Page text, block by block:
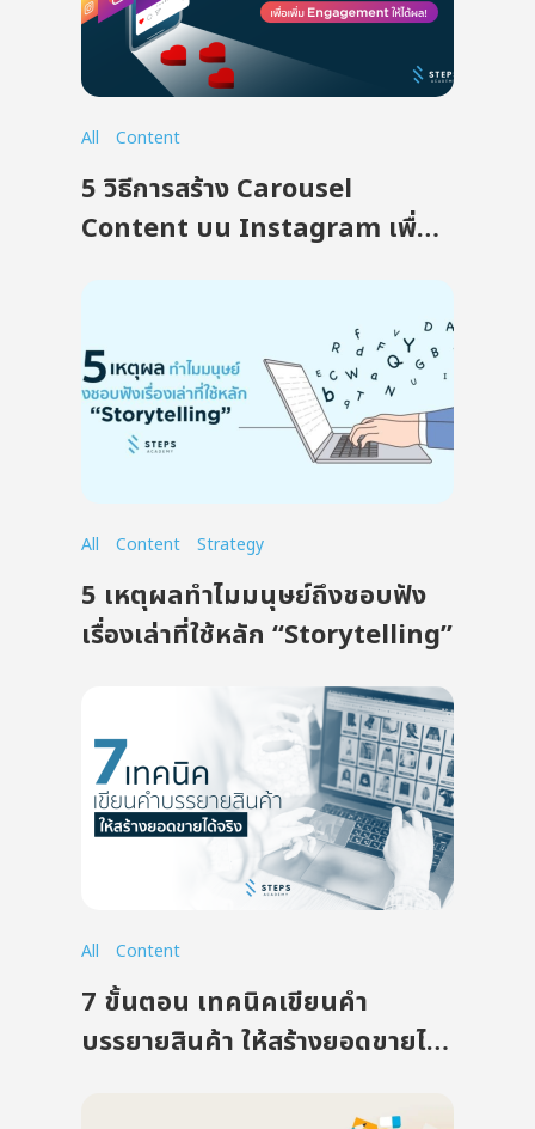
All Content
5 วิธีการสร้าง Carousel
Content บน Instagram เพื่อ
All Content Strategy
5 เหตุผลทำไมมนุษย์ถึงชอบฟัง
เรื่องเล่าที่ใช้หลัก “Storytelling”
All Content
7 ขั้นตอน เทคนิคเขียนคำ
บรรยายสินค้า ให้สร้างยอดขายได้